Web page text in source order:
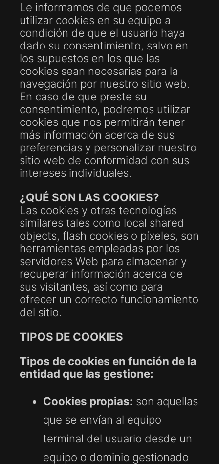
Le informamos de que podemos
utilizar cookies en su equipo a
condición de que el usuario haya
dado su consentimiento, salvo en
los supuestos en los que las
cookies sean necesarias para la
navegación por nuestro sitio web.
En caso de que preste su
consentimiento, podremos utilizar
cookies que nos permitirán tener
más información acerca de sus
preferencias y personalizar nuestro
sitio web de conformidad con sus
intereses individuales.
¿QUÉ SON LAS COOKIES?
Las cookies y otras tecnologías
similares tales como local shared
objects, flash cookies o píxeles, son
herramientas empleadas por los
servidores Web para almacenar y
recuperar información acerca de
sus visitantes, así como para
ofrecer un correcto funcionamiento
del sitio.
TIPOS DE COOKIES
Tipos de cookies en función de la
entidad que las gestione:
Cookies propias: son aquellas
que se envían al equipo
terminal del usuario desde un
equipo o dominio gestionado